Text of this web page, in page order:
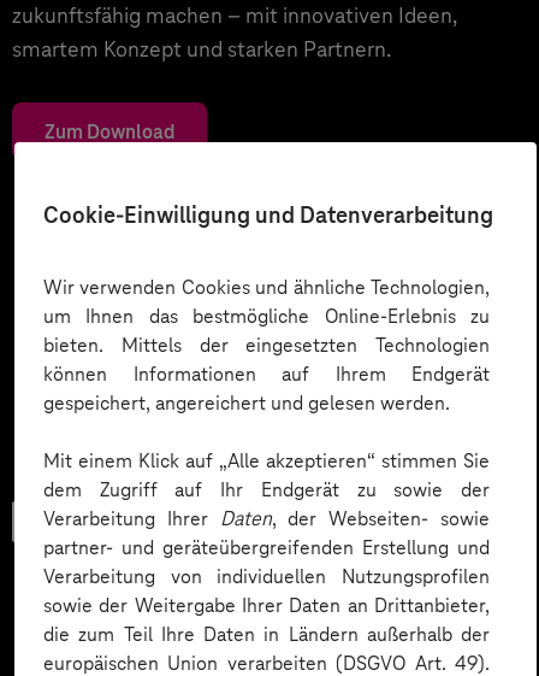
Cookie-Einwilligung und Datenverarbeitung
Wir verwenden Cookies und ähnliche Technologien,
um Ihnen das bestmögliche Online-Erlebnis zu
bieten. Mittels der eingesetzten Technologien
können Informationen auf Ihrem Endgerät
gespeichert, angereichert und gelesen werden.
Mit einem Klick auf „Alle akzeptieren“ stimmen Sie
dem Zugriff auf Ihr Endgerät zu sowie der
Verarbeitung Ihrer Daten, der Webseiten- sowie
partner- und geräteübergreifenden Erstellung und
Verarbeitung von individuellen Nutzungsprofilen
sowie der Weitergabe Ihrer Daten an Drittanbieter,
die zum Teil Ihre Daten in Ländern außerhalb der
europäischen Union verarbeiten (DSGVO Art. 49).
zukunftsfähig machen – mit innovativen Ideen,
smartem Konzept und starken Partnern.
Zum Download
Checkliste
Datenschutz in KI-Projekten